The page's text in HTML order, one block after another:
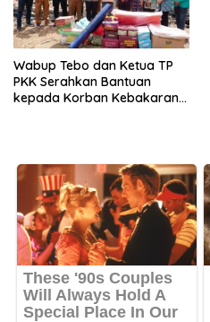
Wabup Tebo dan Ketua TP
PKK Serahkan Bantuan
kepada Korban Kebakaran